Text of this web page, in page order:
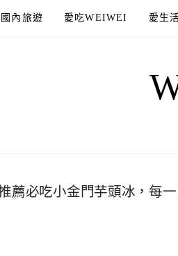
內旅遊 愛吃WEIWEI 愛生
薦必吃小金門芋頭冰，每